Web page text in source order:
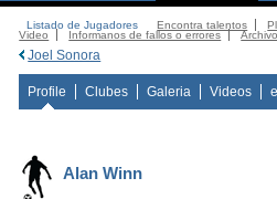
Listado de Jugadores Encontra talentos
Video
Informanos de fallos o errores
Joel Sonora
Profile Clubes Galeria Videos
Alan Winn